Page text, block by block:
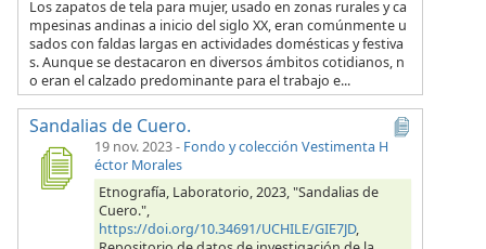
Los zapatos de tela para mujer, usado en zonas rurales y ca
mpesinas andinas a inicio del siglo XX, eran comúnmente u
sados con faldas largas en actividades domésticas y festiva
s. Aunque se destacaron en diversos ámbitos cotidianos, n
o eran el calzado predominante para el trabajo e...
Sandalias de Cuero.
19 nov. 2023- Fondo y colección Vestimenta H
éctor Morales
Etnografía, Laboratorio, 2023, "Sandalias de
Cuero.",
https://doi.org/10.34691/UCHILE/GIE7JD,